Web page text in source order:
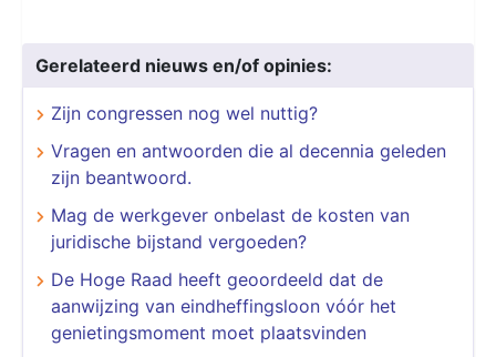
Gerelateerd nieuws en/of opinies:
Zijn congressen nog wel nuttig?
Vragen en antwoorden die al decennia geleden
zijn beantwoord.
Mag de werkgever onbelast de kosten van
juridische bijstand vergoeden?
De Hoge Raad heeft geoordeeld dat de
aanwijzing van eindheffingsloon vóór het
genietingsmoment moet plaatsvinden